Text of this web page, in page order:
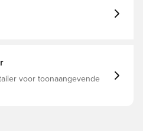
voor toonaangevende